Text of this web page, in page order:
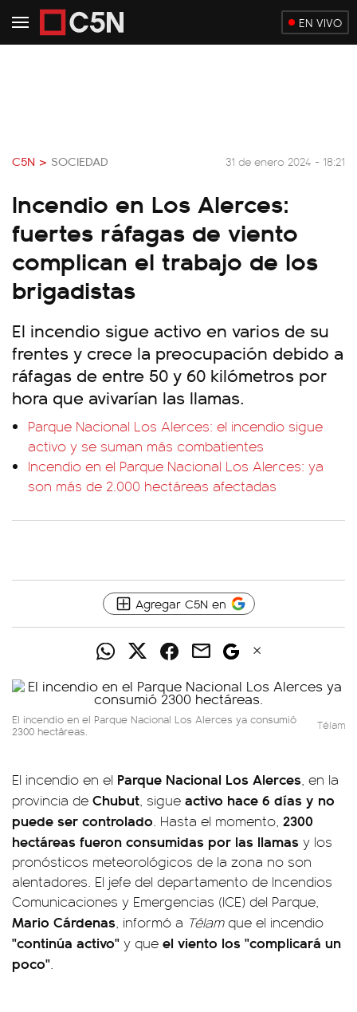
EN VIVO
C5N > SOCIEDAD 31 de enero 2024 - 18:21
Incendio en Los Alerces:
fuertes ráfagas de viento
complican el trabajo de los
brigadistas
El incendio sigue activo en varios de su
frentes y crece la preocupación debido a
ráfagas de entre 50 y 60 kilómetros por
hora que avivarían las llamas.
Parque Nacional Los Alerces: el incendio sigue
activo y se suman más combatientes
Incendio en el Parque Nacional Los Alerces: ya
son más de 2.000 hectáreas afectadas
Agregar C5N en
El incendio en el Parque Nacional Los Alerces ya consumió
2300 hectáreas. Télam
El incendio en el Parque Nacional Los Alerces, en la
provincia de Chubut, sigue activo hace 6 días y no
puede ser controlado. Hasta el momento, 2300
hectáreas fueron consumidas por las llamas y los
pronósticos meteorológicos de la zona no son
alentadores. El jefe del departamento de Incendios
Comunicaciones y Emergencias (ICE) del Parque,
Mario Cárdenas, informó a Télamque el incendio
"continúa activo" y que el viento los "complicará un
poco".